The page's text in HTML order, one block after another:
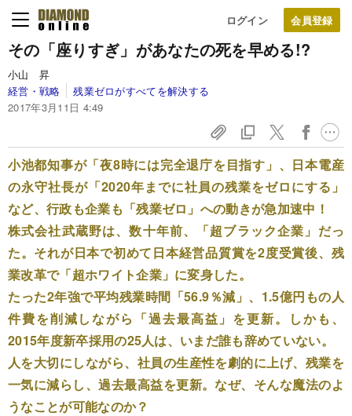
ログイン
その「座りすぎ」があなたの死を早める!?
小山 昇
経営・戦略
残業ゼロがすべてを解決する
2017年3月11日 4:49
小池都知事が「夜8時には完全退庁を目指す」、日本電産
の永守社長が「2020年までに社員の残業をゼロにする」
など、行政も企業も「残業ゼロ」への動きが急加速中！
株式会社武蔵野は、数十年前、「超ブラック企業」だっ
た。それが日本で初めて日本経営品質賞を2度受賞後、残
業改革で「超ホワイト企業」に変身した。
たった2年強で平均残業時間「56.9％減」、1.5億円もの人
件費を削減しながら「過去最高益」を更新。しかも、
2015年度新卒採用の25人は、いまだ誰も辞めていない。
人を大切にしながら、社員の生産性を劇的に上げ、残業を
一気に減らし、過去最高益を更新。なぜ、そんな魔法のよ
うなことが可能なのか？